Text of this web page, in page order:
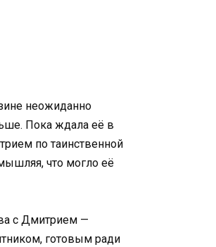
неожиданно
Пока ждала её в
по таинственной
что могло её
с Дмитрием —
готовым ради